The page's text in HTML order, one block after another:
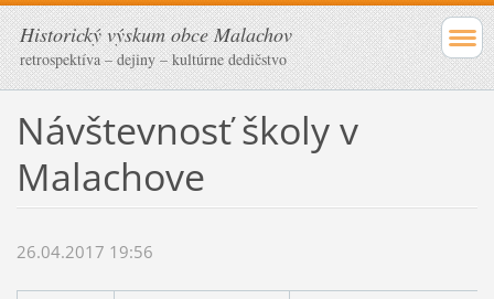
Historický výskum obce Malachov
retrospektíva – dejiny – kultúrne dedičstvo
Návštevnosť školy v
Malachove
26.04.2017 19:56